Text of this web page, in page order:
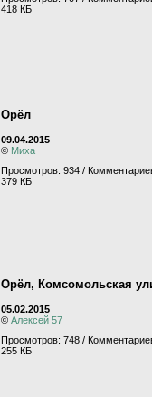
418 КБ
Орёл
09.04.2015
© Миха
Просмотров: 934 /
379 КБ
Орёл, Комсомольская
05.02.2015
© Алексей 57
Просмотров: 748 /
255 КБ